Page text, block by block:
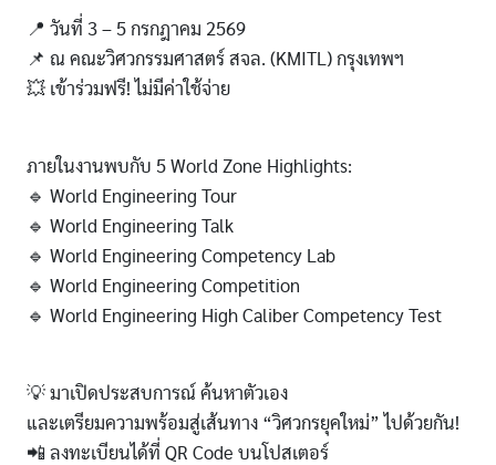
📍 วันที่ 3 – 5 กรกฎาคม 2569
📌 ณ คณะวิศวกรรมศาสตร์ สจล. (KMITL) กรุงเทพฯ
💥 เข้าร่วมฟรี! ไม่มีค่าใช้จ่าย
ภายในงานพบกับ 5 World Zone Highlights:
🔹 World Engineering Tour
🔹 World Engineering Talk
🔹 World Engineering Competency Lab
🔹 World Engineering Competition
🔹 World Engineering High Caliber Competency Test
💡 มาเปิดประสบการณ์ ค้นหาตัวเอง
และเตรียมความพร้อมสู่เส้นทาง “วิศวกรยุคใหม่” ไปด้วยกัน!
📲 ลงทะเบียนได้ที่ QR Code บนโปสเตอร์